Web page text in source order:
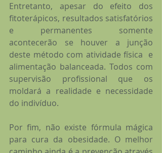
Entretanto, apesar do efeito dos
fitoterápicos, resultados satisfatórios
e permanentes somente
acontecerão se houver a junção
deste método com atividade física  e
alimentação balanceada. Todos com
supervisão profissional que os
moldará a realidade e necessidade
do indivíduo.
Por fim, não existe fórmula mágica
para cura da obesidade. O melhor